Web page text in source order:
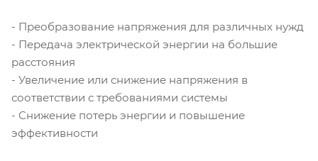
- Преобразование напряжения для различных нужд
- Передача электрической энергии на большие
расстояния
- Увеличение или снижение напряжения в
соответствии с требованиями системы
- Снижение потерь энергии и повышение
эффективности